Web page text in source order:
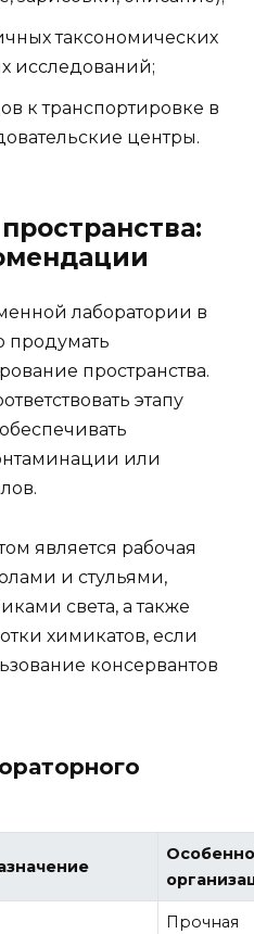
таксономических
исследований;
к транспортировке в
центры.
лаборатории в
продумать
пространства.
этапу
или
является рабочая
и стульями,
света, а также
химикатов, если
консервантов
Прочная